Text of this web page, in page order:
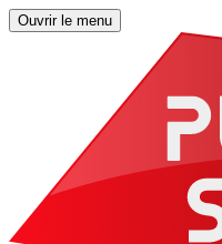
Ouvrir le menu